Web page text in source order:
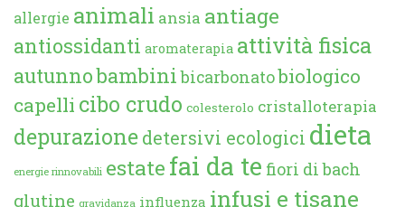
allergie animali ansia antiage
antiossidanti aromaterapia attività fisica
autunnobambini bicarbonatobiologico
capelli cibo crudo colesterolo cristalloterapia
depurazione detersivi ecologici dieta
energie rinnovabili estate fai da te fiori di bach
glutine gravidanza influenza infusi e tisane